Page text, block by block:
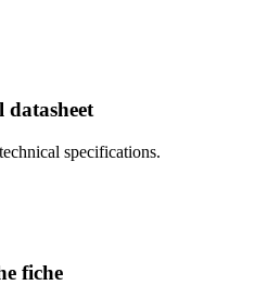
datasheet
specifications.
fiche